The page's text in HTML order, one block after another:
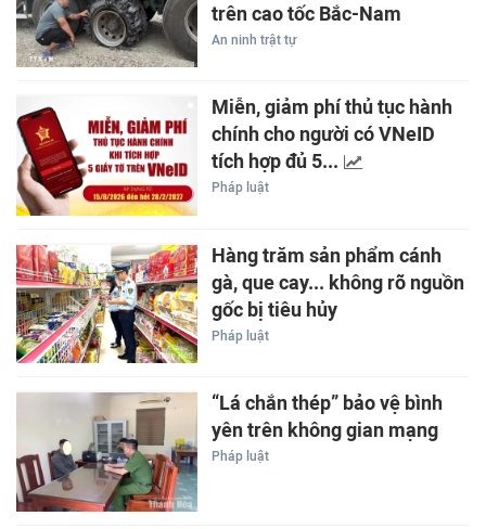
trên cao tốc Bắc-Nam
An ninh trật tự
Miễn, giảm phí thủ tục hành
chính cho người có VNeID
tích hợp đủ 5...
Pháp luật
Hàng trăm sản phẩm cánh
gà, que cay... không rõ nguồn
gốc bị tiêu hủy
Pháp luật
“Lá chắn thép” bảo vệ bình
yên trên không gian mạng
Pháp luật